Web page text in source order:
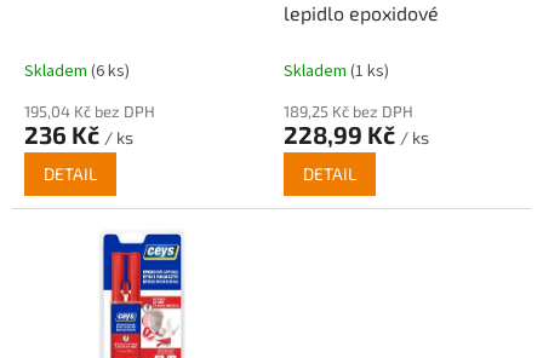
Skladem (6 ks)
195,04 Kč bez DPH
236 Kč / ks
DETAIL
lepidlo epoxidové
Skladem (1 ks)
189,25 Kč bez DPH
228,99 Kč / ks
DETAIL